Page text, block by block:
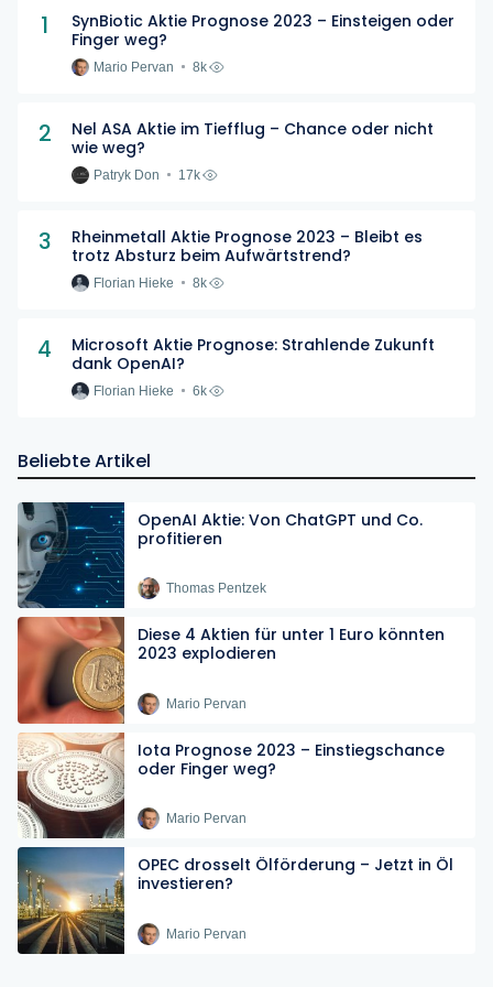
1
SynBiotic Aktie Prognose 2023 – Einsteigen oder
Finger weg?
Mario Pervan 8k
2
Nel ASA Aktie im Tiefflug – Chance oder nicht
wie weg?
Patryk Don 17k
3
Rheinmetall Aktie Prognose 2023 – Bleibt es
trotz Absturz beim Aufwärtstrend?
Florian Hieke 8k
4
Microsoft Aktie Prognose: Strahlende Zukunft
dank OpenAI?
Florian Hieke 6k
Beliebte Artikel
OpenAI Aktie: Von ChatGPT und Co.
profitieren
Thomas Pentzek
Diese 4 Aktien für unter 1 Euro könnten
2023 explodieren
Mario Pervan
Iota Prognose 2023 – Einstiegschance
oder Finger weg?
Mario Pervan
OPEC drosselt Ölförderung – Jetzt in Öl
investieren?
Mario Pervan